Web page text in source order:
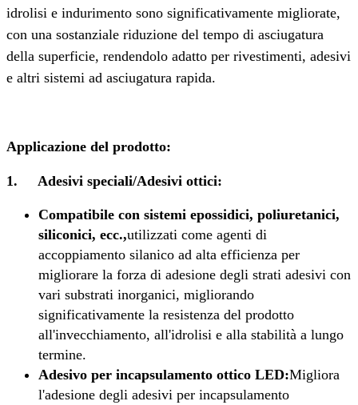
idrolisi e indurimento sono significativamente migliorate,
con una sostanziale riduzione del tempo di asciugatura
della superficie, rendendolo adatto per rivestimenti, adesivi
e altri sistemi ad asciugatura rapida.
Applicazione del prodotto:
1. Adesivi speciali/Adesivi ottici:
Compatibile con sistemi epossidici, poliuretanici,
siliconici, ecc.,utilizzati come agenti di
accoppiamento silanico ad alta efficienza per
migliorare la forza di adesione degli strati adesivi con
vari substrati inorganici, migliorando
significativamente la resistenza del prodotto
all'invecchiamento, all'idrolisi e alla stabilità a lungo
termine.
Adesivo per incapsulamento ottico LED:Migliora
l'adesione degli adesivi per incapsulamento